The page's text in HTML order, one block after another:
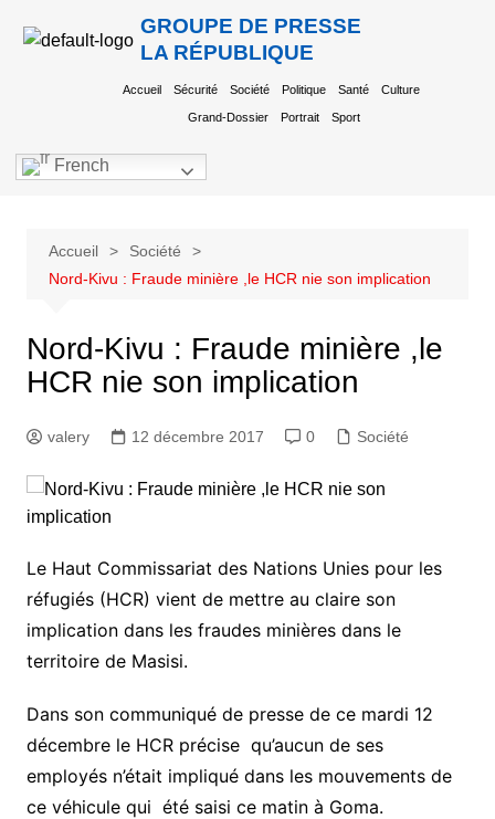
GROUPE DE PRESSE
LA RÉPUBLIQUE
Accueil Sécurité Société Politique Santé Culture
Grand-Dossier Portrait Sport
French
Accueil
Société
Nord-Kivu : Fraude minière ,le HCR nie son implication
Nord-Kivu : Fraude minière ,le
HCR nie son implication
valery 12 décembre 2017 0 Société
Le Haut Commissariat des Nations Unies pour les
réfugiés (HCR) vient de mettre au claire son
implication dans les fraudes minières dans le
territoire de Masisi.
Dans son communiqué de presse de ce mardi 12
décembre le HCR précise qu’aucun de ses
employés n’était impliqué dans les mouvements de
ce véhicule qui été saisi ce matin à Goma.